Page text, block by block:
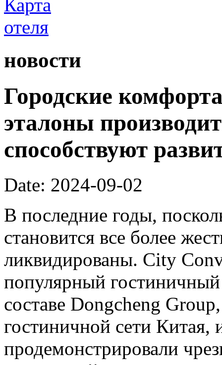
новости
Городские
эталоны
способствуют
Date: 2024-09-02
В последние годы,
становится все более
ликвидированы. City
популярный
составе Dongcheng
гостиничной сети Китая,
продемонстрировали